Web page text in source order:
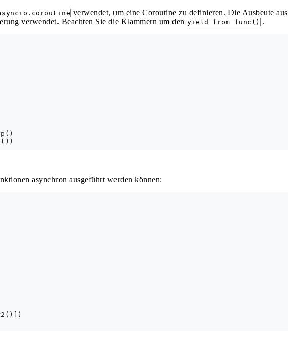
verwendet, um eine Coroutine zu definieren. Die Ausbeute aus
verwendet. Beachten Sie die Klammern um den yield from func() .
asynchron ausgeführt werden können: